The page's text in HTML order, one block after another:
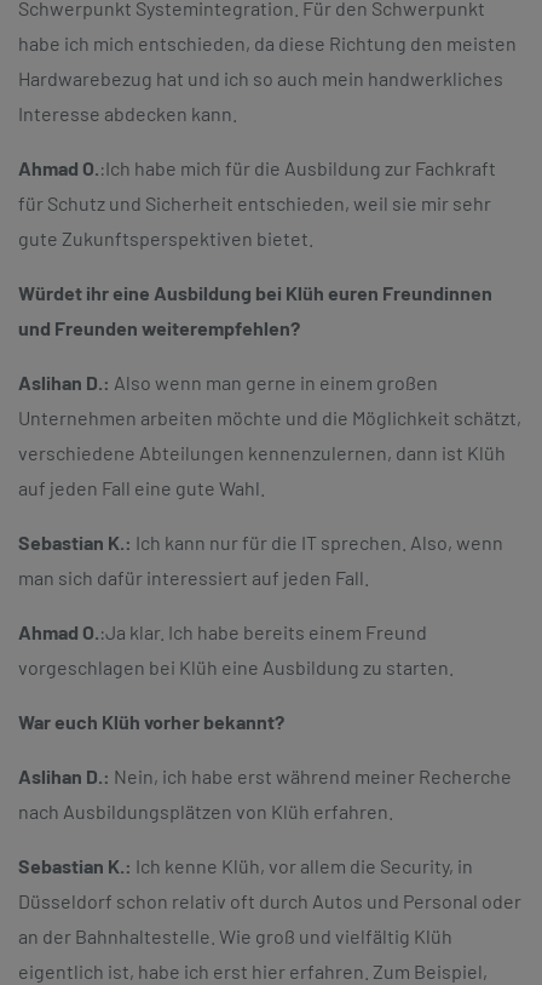
Schwerpunkt Systemintegration. Für den Schwerpunkt
habe ich mich entschieden, da diese Richtung den meisten
Hardwarebezug hat und ich so auch mein handwerkliches
Interesse abdecken kann.
Ahmad O.:Ich habe mich für die Ausbildung zur Fachkraft
für Schutz und Sicherheit entschieden, weil sie mir sehr
gute Zukunftsperspektiven bietet.
Würdet ihr eine Ausbildung bei Klüh euren Freundinnen
und Freunden weiterempfehlen?
Aslihan D.: Also wenn man gerne in einem großen
Unternehmen arbeiten möchte und die Möglichkeit schätzt,
verschiedene Abteilungen kennenzulernen, dann ist Klüh
auf jeden Fall eine gute Wahl.
Sebastian K.: Ich kann nur für die IT sprechen. Also, wenn
man sich dafür interessiert auf jeden Fall.
Ahmad O.:Ja klar. Ich habe bereits einem Freund
vorgeschlagen bei Klüh eine Ausbildung zu starten.
War euch Klüh vorher bekannt?
Aslihan D.: Nein, ich habe erst während meiner Recherche
nach Ausbildungsplätzen von Klüh erfahren.
Sebastian K.: Ich kenne Klüh, vor allem die Security, in
Düsseldorf schon relativ oft durch Autos und Personal oder
an der Bahnhaltestelle. Wie groß und vielfältig Klüh
eigentlich ist, habe ich erst hier erfahren. Zum Beispiel,